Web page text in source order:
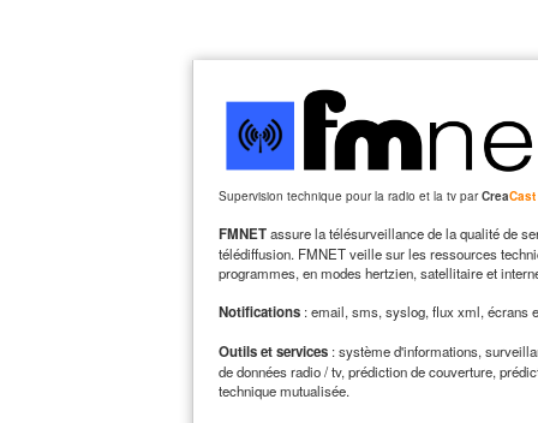
Supervision technique pour la radio et la tv parCreaCast
FMNETassure la télésurveillance de la qualité de
télédiffusion. FMNET veille sur les ressources
programmes, en modes hertzien, satellitaire et
Notifications : email, sms, syslog, flux xml, écrans
Outils et services : système d'informations,
de données radio / tv, prédiction de couverture,
technique mutualisée.